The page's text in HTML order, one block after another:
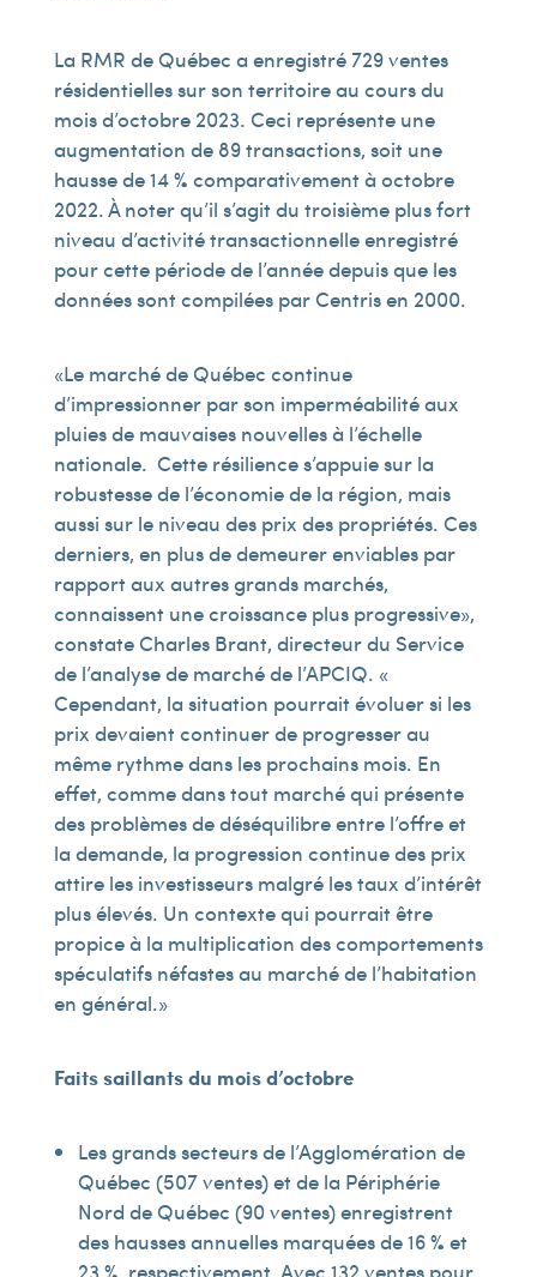
La RMR de Québec a enregistré 729 ventes
résidentielles sur son territoire au cours du
mois d’octobre 2023. Ceci représente une
augmentation de 89 transactions, soit une
hausse de 14 % comparativement à octobre
2022. À noter qu’il s’agit du troisième plus fort
niveau d’activité transactionnelle enregistré
pour cette période de l’année depuis que les
données sont compilées par Centris en 2000.
« Le marché de Québec continue
d’impressionner par son imperméabilité aux
pluies de mauvaises nouvelles à l’échelle
nationale. Cette résilience s’appuie sur la
robustesse de l’économie de la région, mais
aussi sur le niveau des prix des propriétés. Ces
derniers, en plus de demeurer enviables par
rapport aux autres grands marchés,
connaissent une croissance plus progressive »,
constate Charles Brant, directeur du Service
de l’analyse de marché de l’APCIQ. «
Cependant, la situation pourrait évoluer si les
prix devaient continuer de progresser au
même rythme dans les prochains mois. En
effet, comme dans tout marché qui présente
des problèmes de déséquilibre entre l’offre et
la demande, la progression continue des prix
attire les investisseurs malgré les taux d’intérêt
plus élevés. Un contexte qui pourrait être
propice à la multiplication des comportements
spéculatifs néfastes au marché de l’habitation
en général. »
Faits saillants du mois d’octobre
Les grands secteurs de l’Agglomération de
Québec (507 ventes) et de la Périphérie
Nord de Québec (90 ventes) enregistrent
des hausses annuelles marquées de 16 % et
23 %, respectivement. Avec 132 ventes pour